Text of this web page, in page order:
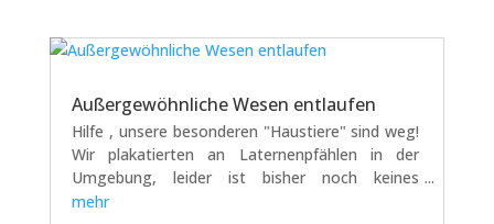
Außergewöhnliche Wesen entlaufen
Hilfe , unsere besonderen "Haustiere" sind weg!
Wir plakatierten an Laternenpfählen in der
Umgebung, leider ist bisher noch keines
gefunden worden. Vielleicht wissen Sie, wo
mehr